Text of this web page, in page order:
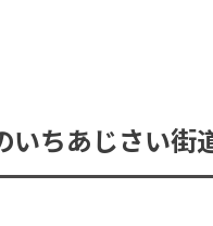
いちあじさい街